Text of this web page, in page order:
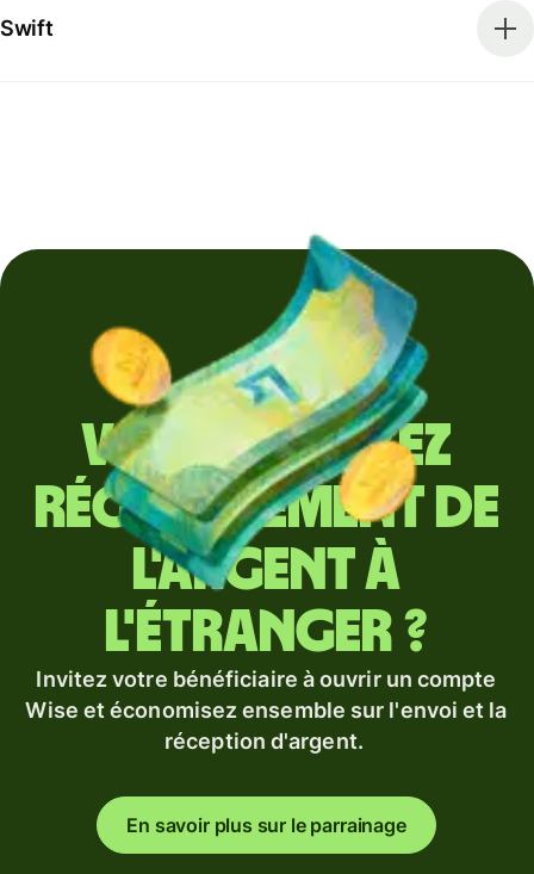
Swift
Vous envoyez
régulièrement de
l'argent à
l'étranger ?
Invitez votre bénéficiaire à ouvrir un compte
Wise et économisez ensemble sur l'envoi et la
réception d'argent.
En savoir plus sur le parrainage